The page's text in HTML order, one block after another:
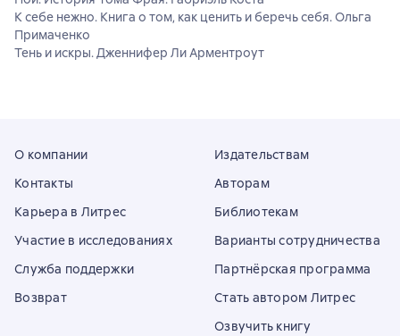
К себе нежно. Книга о том, как ценить и беречь себя. Ольга
Примаченко
Тень и искры. Дженнифер Ли Арментроут
О компании
Контакты
Карьера в Литрес
Участие в исследованиях
Служба поддержки
Возврат
Издательствам
Авторам
Библиотекам
Варианты сотрудничества
Партнёрская программа
Стать автором Литрес
Озвучить книгу